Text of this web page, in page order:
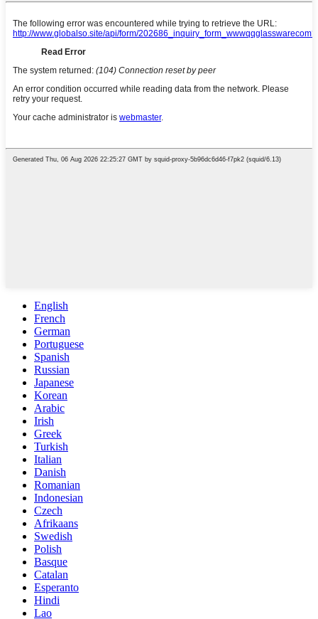
English
French
German
Portuguese
Spanish
Russian
Japanese
Korean
Arabic
Irish
Greek
Turkish
Italian
Danish
Romanian
Indonesian
Czech
Afrikaans
Swedish
Polish
Basque
Catalan
Esperanto
Hindi
Lao